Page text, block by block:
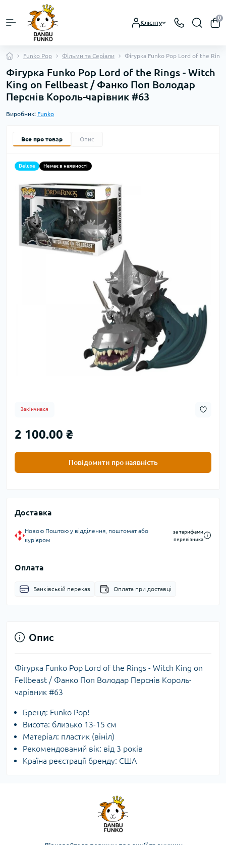
Клієнту
0
Funko Pop Фільми та Серіали Фігурка Funko Pop Lord of the
Фігурка Funko Pop Lord of the Rings - Witch
King on Fellbeast / Фанко Поп Володар
Перснів Король-чарівник #63
Виробник: Funko
Все про товар Опис
Deluxe Немає в наявності
Закінчився
2 100.00 ₴
Повідомити про наявність
Доставка
Новою Поштою у відділення, поштомат або
кур'єром
за тарифами
перевізника
Оплата
Банківській переказ Оплата при доставці
Опис
Фігурка Funko Pop Lord of the Rings - Witch King on
Fellbeast / Фанко Поп Володар Перснів Король-
чарівник #63
Бренд: Funko Pop!
Висота: близько 13-15 см
Матеріал: пластик (вініл)
Рекомендований вік: від 3 років
Країна реєстрації бренду: США